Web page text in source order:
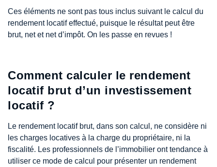
Ces éléments ne sont pas tous inclus suivant le calcul du
rendement locatif effectué, puisque le résultat peut être
brut, net et net d’impôt. On les passe en revues !
Comment calculer le rendement
locatif brut d’un investissement
locatif ?
Le rendement locatif brut, dans son calcul, ne considère ni
les charges locatives à la charge du propriétaire, ni la
fiscalité. Les professionnels de l’immobilier ont tendance à
utiliser ce mode de calcul pour présenter un rendement